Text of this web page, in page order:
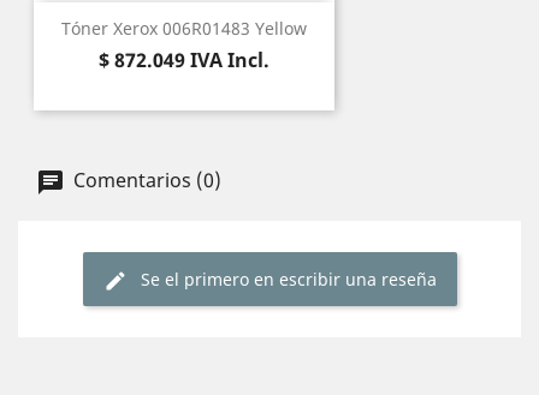
Tóner Xerox 006R01483 Yellow
Precio
$ 872.049IVA Incl.
Comentarios (0)
Se el primero en escribir una reseña